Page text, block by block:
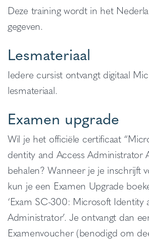
Deze training wordt in het
gegeven.
Lesmateriaal
Iedere cursist ontvangt digitaal
lesmateriaal.
Examen upgrade
Wil je het officiële certificaat
dentity and Access Administrator
behalen? Wanneer je je inschrijft
kun je een Examen Upgrade
‘Exam SC-300: Microsoft Identity
Administrator’. Je ontvangt dan
Examenvoucher (benodigd om